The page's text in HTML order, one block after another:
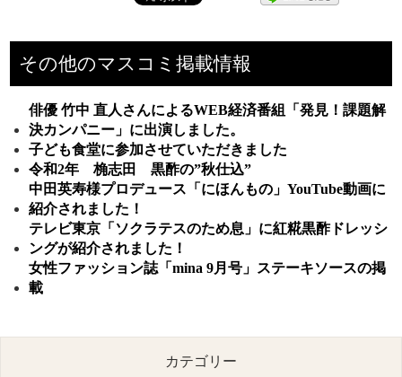
その他のマスコミ掲載情報
俳優 竹中 直人さんによるWEB経済番組「発見！課題解
決カンパニー」に出演しました。
子ども食堂に参加させていただきました
令和2年 桷志田 黒酢の”秋仕込”
中田英寿様プロデュース「にほんもの」YouTube動画に
紹介されました！
テレビ東京「ソクラテスのため息」に紅糀黒酢ドレッシ
ングが紹介されました！
女性ファッション誌「mina 9月号」ステーキソースの掲
載
カテゴリー